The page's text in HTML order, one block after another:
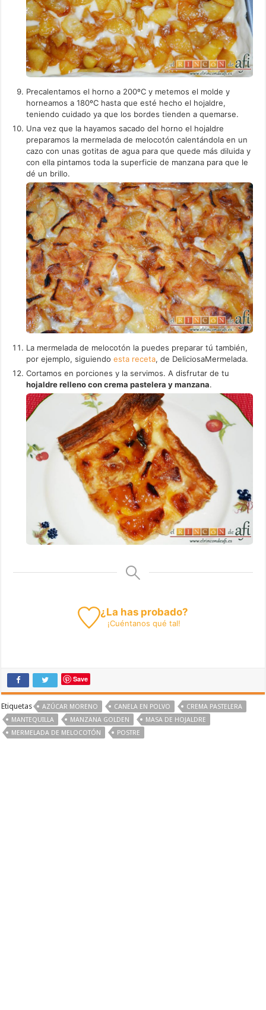
Precalentamos el horno a 200ºC y metemos el molde y
horneamos a 180ºC hasta que esté hecho el hojaldre,
teniendo cuidado ya que los bordes tienden a quemarse.
Una vez que la hayamos sacado del horno el hojaldre
preparamos la mermelada de melocotón calentándola en un
cazo con unas gotitas de agua para que quede más diluida y
con ella pintamos toda la superficie de manzana para que le
dé un brillo.
La mermelada de melocotón la puedes preparar tú también,
por ejemplo, siguiendoesta receta, de DeliciosaMermelada.
Cortamos en porciones y la servimos. A disfrutar de tu
hojaldre relleno con crema pastelera y manzana.
¿La has probado?
¡Cuéntanos qué tal!
Save
Etiquetas AZÚCAR MORENO CANELA EN POLVO
CREMA PASTELERA
MANTEQUILLA
MANZANA GOLDEN
MASA DE HOJALDRE
MERMELADA DE MELOCOTÓN
POSTRE